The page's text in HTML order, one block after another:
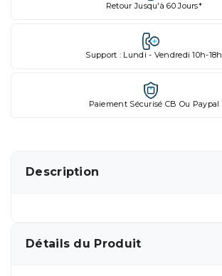
Retour Jusqu'à 60 Jours*
Support : Lundi - Vendredi 10h-18h
Paiement Sécurisé CB Ou Paypal
Description
Détails du Produit